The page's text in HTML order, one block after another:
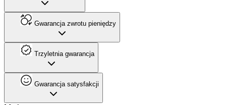
Gwarancja zwrotu pieniędzy
Trzyletnia gwarancja
Gwarancja satysfakcji